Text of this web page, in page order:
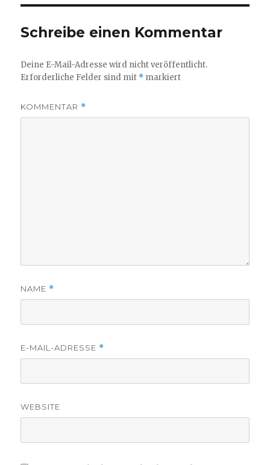
Schreibe einen Kommentar
Deine E-Mail-Adresse wird nicht veröffentlicht.
Erforderliche Felder sind mit * markiert
KOMMENTAR *
NAME *
E-MAIL-ADRESSE *
WEBSITE